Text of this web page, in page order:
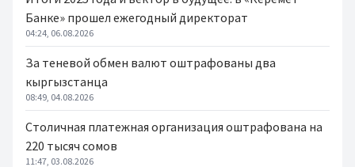
Банке» прошел ежегодный директорат
04:24, 06.08.2026
За теневой обмен валют оштрафованы два
кыргызстанца
08:49, 04.08.2026
Столичная платежная организация оштрафована на
220 тысяч сомов
11:47, 03.08.2026